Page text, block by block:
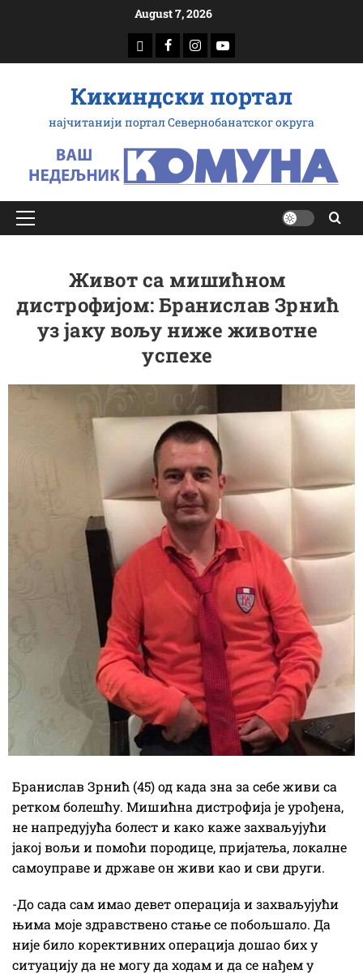
August 7, 2026
доwнлоад
Фацебоок
Инстаграм
Yоутубе
Кикиндски портал
најчитанији портал Севернобанатског округа
Примарy
Живот са мишићном
дистрофијом: Бранислав Зрнић
уз јаку вољу ниже животне
успехе
Бранислав Зрнић (45) од када зна за себе живи са
ретком болешћу. Мишићна дистрофија је урођена,
не напредујућа болест и како каже захваљујући
јакој вољи и помоћи породице, пријатеља, локалне
самоуправе и државе он живи као и сви други.
-До сада сам имао девет операција и захваљујући
њима моје здравствено стање се побољшало. Да
није било корективних операција дошао бих у
ситуацију да не могу да ходам и да се нађем у